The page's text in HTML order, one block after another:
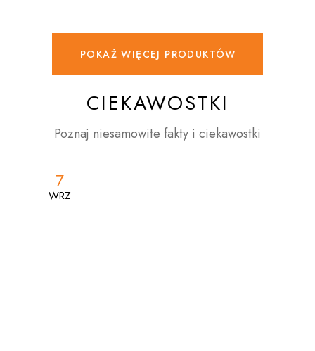
POKAŻ WIĘCEJ PRODUKTÓW
CIEKAWOSTKI
Poznaj niesamowite fakty i ciekawostki
7
WRZ
7
WRZ